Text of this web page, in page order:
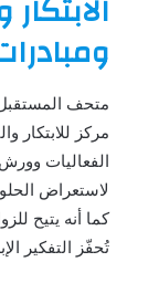
متحف
مركز للابتكار
الفعاليات
لاستعراض
كما أنه يتيح
تُحفّز التفكير